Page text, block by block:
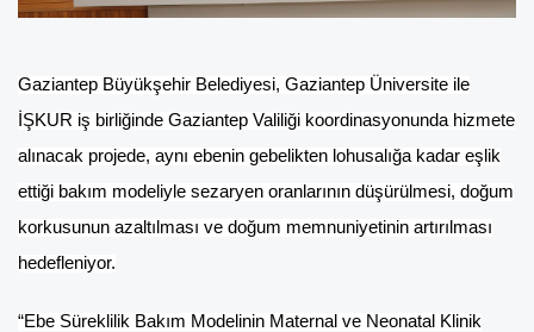
Gaziantep Büyükşehir Belediyesi, Gaziantep Üniversite ile
İŞKUR iş birliğinde Gaziantep Valiliği koordinasyonunda hizmete
alınacak projede, aynı ebenin gebelikten lohusalığa kadar eşlik
ettiği bakım modeliyle sezaryen oranlarının düşürülmesi, doğum
korkusunun azaltılması ve doğum memnuniyetinin artırılması
hedefleniyor.
“Ebe Süreklilik Bakım Modelinin Maternal ve Neonatal Klinik